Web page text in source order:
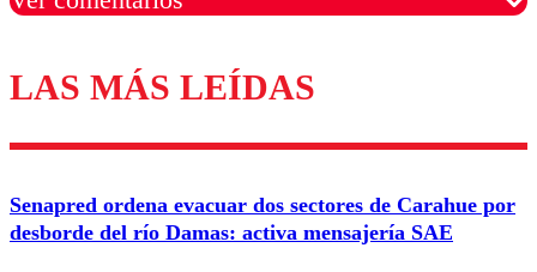
Los comentarios son moderados para garantizar un
diálogo respetuoso.
Nombre
Correo
LAS MÁS LEÍDAS
Senapred ordena evacuar dos sectores de Carahue por
desborde del río Damas: activa mensajería SAE